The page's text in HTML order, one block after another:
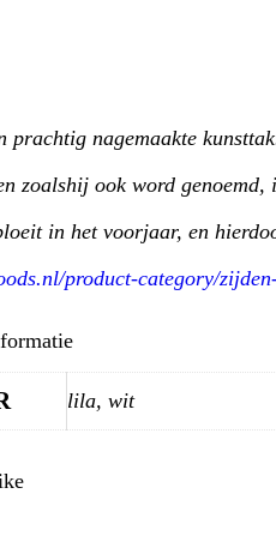
prachtig nagemaakte
zoalshij ook word
in het voorjaar, en
product-category/
lila, wit